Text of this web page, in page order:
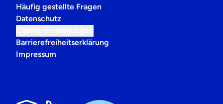
Häufig gestellte Fragen
Datenschutz
Barrierefreiheitserklärung
Impressum